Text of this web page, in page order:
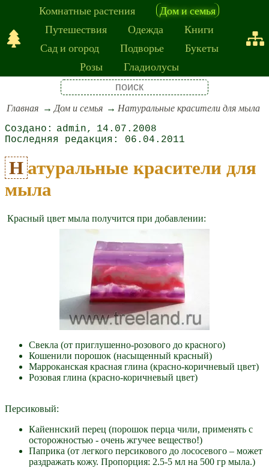
Комнатные растения
Дом и семья
Путешествия
Одежда
Книги
Сад и огород
Подворье
Букеты
Розы
Гладиолусы
Главная Дом и семья Натуральные красители для мыла
admin
14.07.2008
06.04.2011
Натуральные красители для
мыла
Красный цвет мыла получится при добавлении:
Свекла (от приглушенно-розового до красного)
Кошенили порошок (насыщенный красный)
Марроканская красная глина (красно-коричневый цвет)
Розовая глина (красно-коричневый цвет)
Персиковый:
Кайеннский перец (порошок перца чили, применять с
осторожностью - очень жгучее вещество!)
Паприка (от легкого персикового до лососевого – может
раздражать кожу. Пропорция: 2.5-5 мл на 500 гр мыла.)